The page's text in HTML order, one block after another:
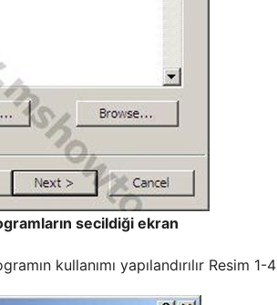
secildiği ekran
kullanımı yapılandırılır Resim 1-4